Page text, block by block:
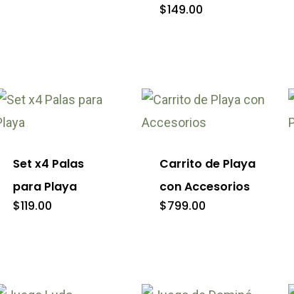
página
$149.00
Set x4 Palas
para Playa
$119.00
Carrito de Playa
con Accesorios
$799.00